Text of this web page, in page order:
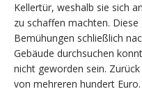
Kellertür, weshalb sie sich
zu schaffen machten.
Bemühungen schließlich
Gebäude durchsuchen
nicht geworden sein.
von mehreren hundert Euro.